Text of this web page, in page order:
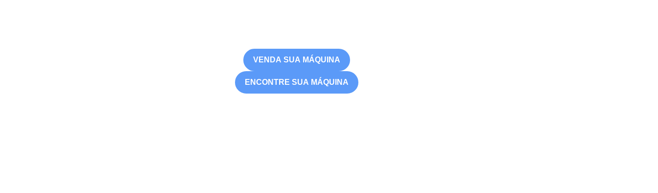
VENDA SUA MÁQUINA
ENCONTRE SUA MÁQUINA